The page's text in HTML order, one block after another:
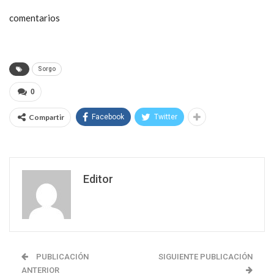
comentarios
Sorgo
0
Compartir Facebook Twitter
Editor
PUBLICACIÓN
ANTERIOR
SIGUIENTE PUBLICACIÓN